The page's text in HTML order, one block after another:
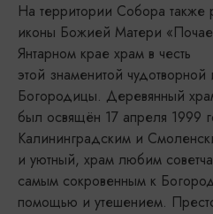
На территории Собора также
иконы Божией Матери
Янтарном крае храм в честь
этой знаменитой
Богородицы. Деревянный
был освящён 17 апреля 1999
Калининградским и
и уютный, храм любим
самым сокровенным к
помощью и утешением.